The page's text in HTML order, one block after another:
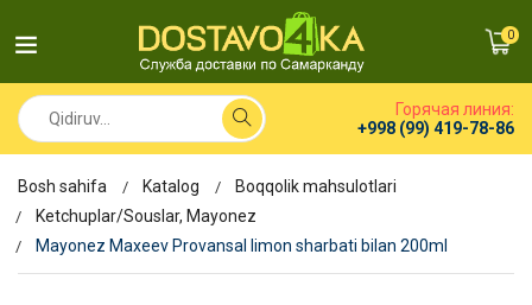
0
Горячая линия:
+998 (99) 419-78-86
Bosh sahifa Katalog
Boqqolik mahsulotlari
Ketchuplar/Souslar, Mayonez
Mayonez Maxeev Provansal limon sharbati bilan 200ml